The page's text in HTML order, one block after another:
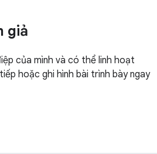
giả
của mình và có thể linh hoạt
hoặc ghi hình bài trình bày ngay